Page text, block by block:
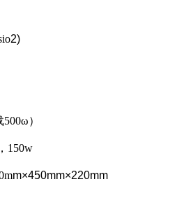
2)
500ω）
， 150w
m×450mm×220mm